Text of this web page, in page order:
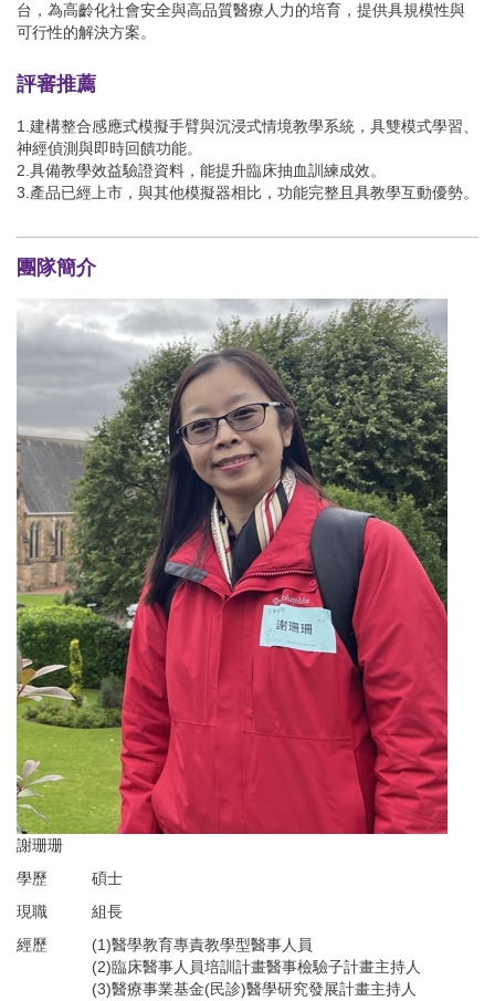
台，為高齡化社會安全與高品質醫療人力的培育，提供具規模性與
可行性的解決方案。
評審推薦
1.建構整合感應式模擬手臂與沉浸式情境教學系統，具雙模式學習、
神經偵測與即時回饋功能。
2.具備教學效益驗證資料，能提升臨床抽血訓練成效。
3.產品已經上市，與其他模擬器相比，功能完整且具教學互動優勢。
團隊簡介
謝珊珊
學歷
碩士
現職
組長
經歷
(1)醫學教育專責教學型醫事人員
(2)臨床醫事人員培訓計畫醫事檢驗子計畫主持人
(3)醫療事業基金(民診)醫學研究發展計畫主持人